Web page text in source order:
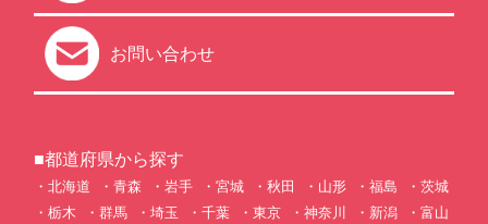
お問い合わせ
■都道府県から探す
北海道 青森 岩手 宮城 秋田 山形 福島
茨城
栃木
群馬 埼玉 千葉 東京 神奈川 新潟
富山